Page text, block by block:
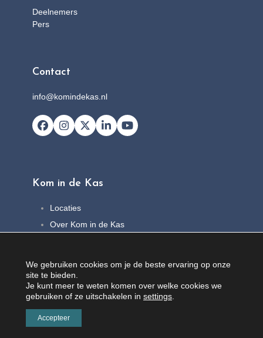
Deelnemers
Pers
Contact
info@komindekas.nl
Facebook
Instagram
X LinkedInYouTube
Kom in de Kas
Locaties
Over Kom in de Kas
Contact
We gebruiken cookies om je de beste ervaring op onze
site te bieden.
Je kunt meer te weten komen over welke cookies we
gebruiken of ze uitschakelen in settings
Accepteer